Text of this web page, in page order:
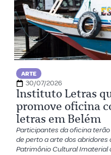
ARTE
30/07/2026
Instituto Letras
promove oficina
letras em Belém
Participantes da oficina
de perto a arte dos
Patrimônio Cultural Imaterial